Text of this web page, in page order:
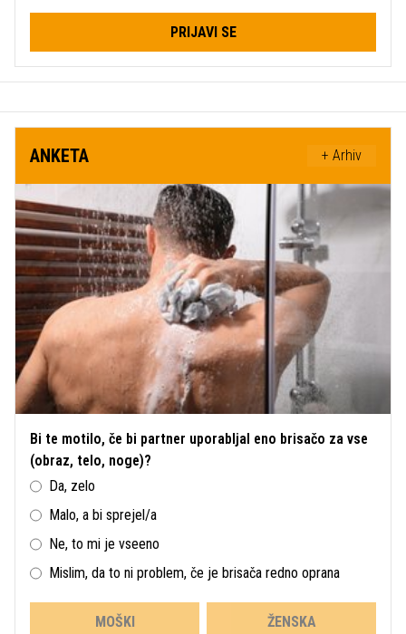
PRIJAVI SE
ANKETA + Arhiv
Bi te motilo, če bi partner uporabljal eno brisačo za vse
(obraz, telo, noge)?
Da, zelo
Malo, a bi sprejel/a
Ne, to mi je vseeno
Mislim, da to ni problem, če je brisača redno oprana
MOŠKI ŽENSKA